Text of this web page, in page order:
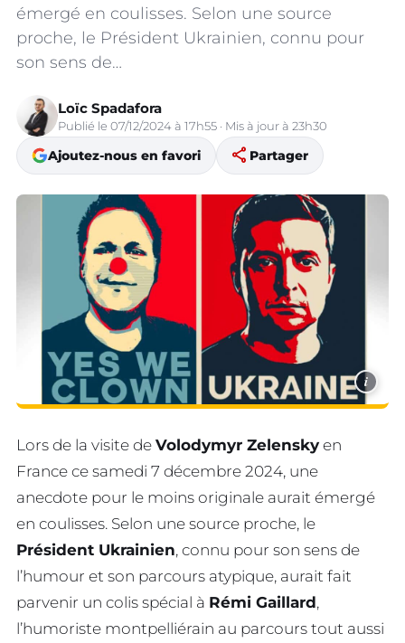
émergé en coulisses. Selon une source
proche, le Président Ukrainien, connu pour
son sens de…
Loïc Spadafora
Publié le 07/12/2024 à 17h55 · Mis à jour à 23h30
Ajoutez-nous en favori share Partager
i
Lors de la visite de Volodymyr Zelensky en
France ce samedi 7 décembre 2024, une
anecdote pour le moins originale aurait émergé
en coulisses. Selon une source proche, le
Président Ukrainien, connu pour son sens de
l’humour et son parcours atypique, aurait fait
parvenir un colis spécial à Rémi Gaillard,
l’humoriste montpelliérain au parcours tout aussi